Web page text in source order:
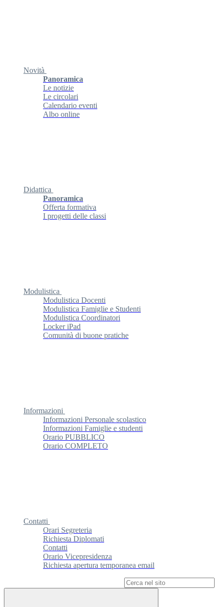
Novità
Panoramica
Le notizie
Le circolari
Calendario eventi
Albo online
Didattica
Panoramica
Offerta formativa
I progetti delle classi
Modulistica
Modulistica Docenti
Modulistica Famiglie e Studenti
Modulistica Coordinatori
Locker iPad
Comunità di buone pratiche
Informazioni
Informazioni Personale scolastico
Informazioni Famiglie e studenti
Orario PUBBLICO
Orario COMPLETO
Contatti
Orari Segreteria
Richiesta Diplomati
Contatti
Orario Vicepresidenza
Richiesta apertura temporanea email